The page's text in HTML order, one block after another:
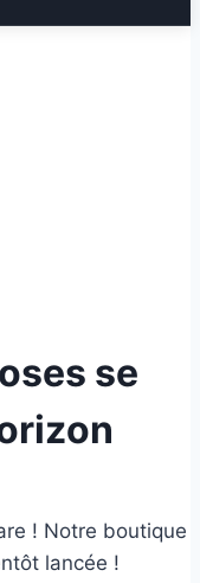
se
! Notre boutique
lancée !